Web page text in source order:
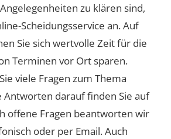
zu klären sind,
Scheidungsservice an. Auf
Sie sich wertvolle Zeit für die
Terminen vor Ort sparen.
viele Fragen zum Thema
Antworten darauf finden Sie auf
offene Fragen beantworten wir
oder per Email. Auch